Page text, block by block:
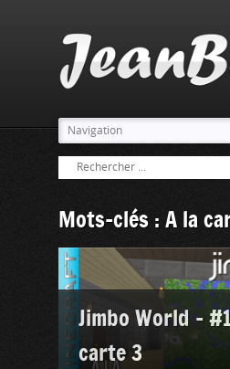
Mots-clés : A la
Jimbo World –
carte 3